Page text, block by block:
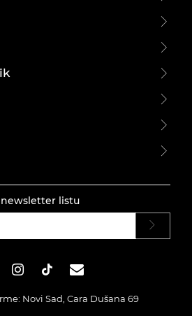
newsletter listu
Novi Sad, Cara Dušana 69